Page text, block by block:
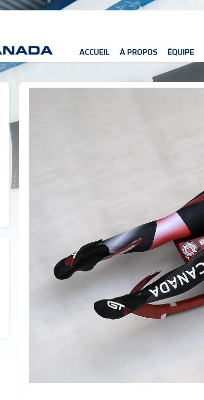
ACCUEIL À PROPOS ÉQUIPE